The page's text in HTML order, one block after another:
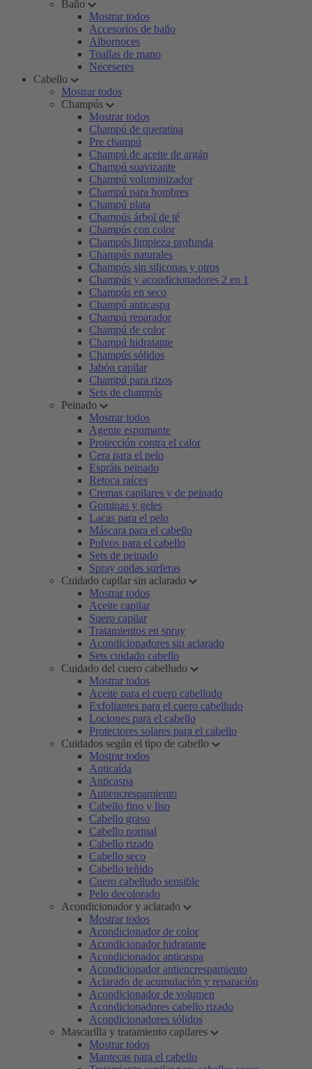
Baño
Mostrar todos
Accesorios de baño
Albornoces
Toallas de mano
Neceseres
Cabello
Mostrar todos
Champús
Mostrar todos
Champú de queratina
Pre champú
Champú de aceite de argán
Champú suavizante
Champú voluminizador
Champú para hombres
Champú plata
Champús árbol de té
Champús con color
Champús limpieza profunda
Champús naturales
Champús sin siliconas y otros
Champús y acondicionadores 2 en 1
Champús en seco
Champú anticaspa
Champú reparador
Champú de color
Champú hidratante
Champús sólidos
Jabón capilar
Champú para rizos
Sets de champús
Peinado
Mostrar todos
Agente espumante
Protección contra el calor
Cera para el pelo
Espráis peinado
Retoca raíces
Cremas capilares y de peinado
Gominas y geles
Lacas para el pelo
Máscara para el cabello
Polvos para el cabello
Sets de peinado
Spray ondas surferas
Cuidado capilar sin aclarado
Mostrar todos
Aceite capilar
Suero capilar
Tratamientos en spray
Acondicionadores sin aclarado
Sets cuidado cabello
Cuidado del cuero cabelludo
Mostrar todos
Aceite para el cuero cabelludo
Exfoliantes para el cuero cabelludo
Lociones para el cabello
Protectores solares para el cabello
Cuidados según el tipo de cabello
Mostrar todos
Anticaída
Anticaspa
Antiencrespamiento
Cabello fino y liso
Cabello graso
Cabello normal
Cabello rizado
Cabello seco
Cabello teñido
Cuero cabelludo sensible
Pelo decolorado
Acondicionador y aclarado
Mostrar todos
Acondicionador de color
Acondicionador hidratante
Acondicionador anticaspa
Acondicionador antiencrespamiento
Aclarado de acumulación y reparación
Acondicionador de volumen
Acondicionadores cabello rizado
Acondicionadores sólidos
Mascarilla y tratamiento capilares
Mostrar todos
Mantecas para el cabello